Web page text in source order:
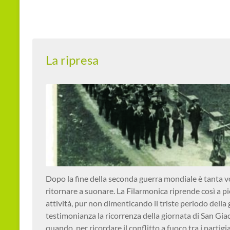
La ripresa
Dopo la fine della seconda guerra mondiale è tanta
ritornare a suonare. La Filarmonica riprende così a
attività, pur non dimenticando il triste periodo della
testimonianza la ricorrenza della giornata di San
quando, per ricordare il conflitto a fuoco tra i